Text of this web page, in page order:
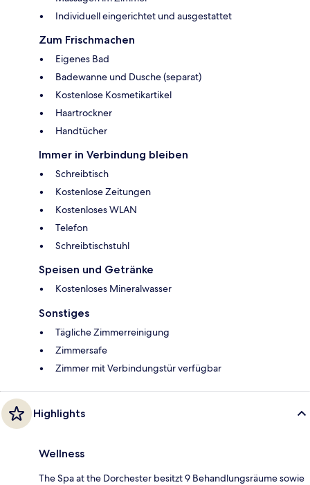
Individuell eingerichtet und ausgestattet
Zum Frischmachen
Eigenes Bad
Badewanne und Dusche (separat)
Kostenlose Kosmetikartikel
Haartrockner
Handtücher
Immer in Verbindung bleiben
Schreibtisch
Kostenlose Zeitungen
Kostenloses WLAN
Telefon
Schreibtischstuhl
Speisen und Getränke
Kostenloses Mineralwasser
Sonstiges
Tägliche Zimmerreinigung
Zimmersafe
Zimmer mit Verbindungstür verfügbar
Highlights
Wellness
The Spa at the Dorchester besitzt 9 Behandlungsräume sowie